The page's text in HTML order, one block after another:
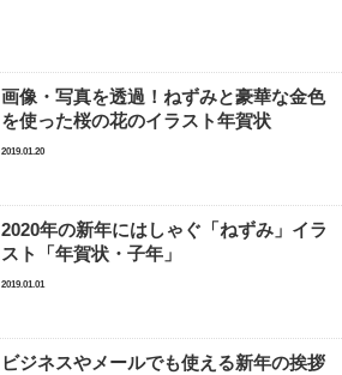
画像・写真を透過！ねずみと豪華な金色
を使った桜の花のイラスト年賀状
2019.01.20
2020年の新年にはしゃぐ「ねずみ」イラ
スト「年賀状・子年」
2019.01.01
ビジネスやメールでも使える新年の挨拶